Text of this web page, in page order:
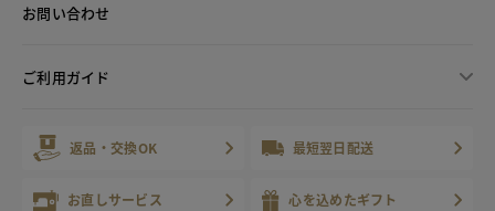
お問い合わせ
ご利用ガイド
返品・交換OK 最短翌日配送
お直しサービス 心を込めたギフト